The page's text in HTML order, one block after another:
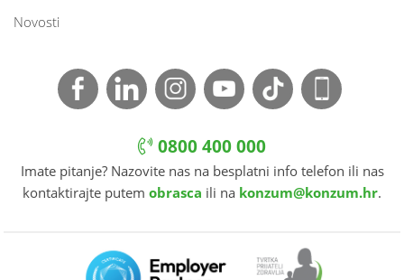
Novosti
0800 400 000
Imate pitanje? Nazovite nas na besplatni info telefon ili nas
kontaktirajte putem obrasca ili na konzum@konzum.hr.